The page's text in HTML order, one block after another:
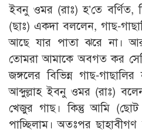
ইবনু ওমর (রাঃ) হ’তে বর্ণিত,
(ছাঃ) একদা বললেন, গাছ-
আছে যার পাতা ঝরে না।
তোমরা আমাকে অবগত কর
জঙ্গলের বিভিন্ন গাছ-
আব্দুল্লাহ ইবনু ওমর (রাঃ)
খেজুর গাছ। কিন্তু আমি
পাচ্ছিলাম। অতঃপর